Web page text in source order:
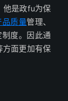
他是政fu为保
品质量管理、
度。因此通
方面更加有保